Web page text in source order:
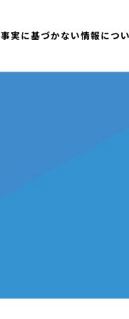
事実に基づかない情報につ